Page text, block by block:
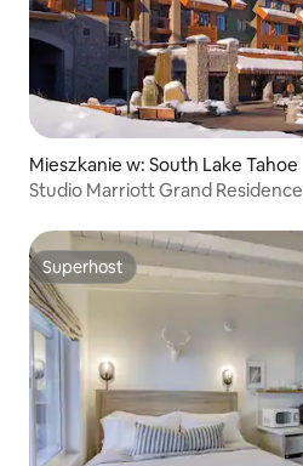
Mieszkanie w: South Lake Tahoe
Studio Marriott Grand Residence
Superhost
Superhost